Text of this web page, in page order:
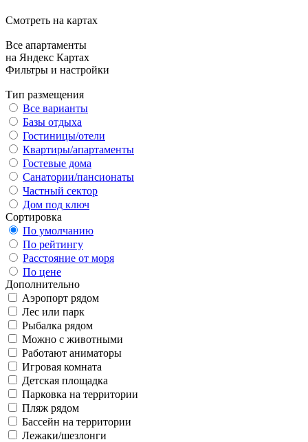
Смотреть на картах
Все апартаменты
на Яндекс Картах
Фильтры и настройки
Тип размещения
Все варианты
Базы отдыха
Гостиницы/отели
Квартиры/апартаменты
Гостевые дома
Санатории/пансионаты
Частный сектор
Дом под ключ
Сортировка
По умолчанию
По рейтингу
Расстояние от моря
По цене
Дополнительно
Аэропорт рядом
Лес или парк
Рыбалка рядом
Можно с животными
Работают аниматоры
Игровая комната
Детская площадка
Парковка на территории
Пляж рядом
Бассейн на территории
Лежаки/шезлонги